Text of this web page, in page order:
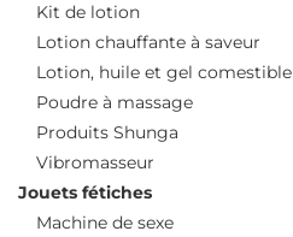
Kit de lotion
Lotion chauffante à saveur
Lotion, huile et gel comestible
Poudre à massage
Produits Shunga
Vibromasseur
Jouets fétiches
Machine de sexe